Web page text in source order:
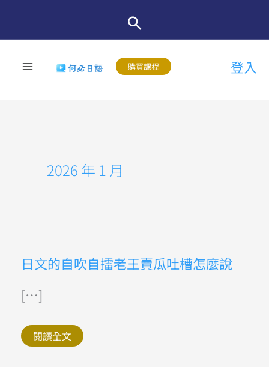
購買課程 登入
2026 年 1 月
日文的自吹自擂老王賣瓜吐槽怎麼說
[…]
日
文
自
吹
自
老
王
賣
閱讀全文